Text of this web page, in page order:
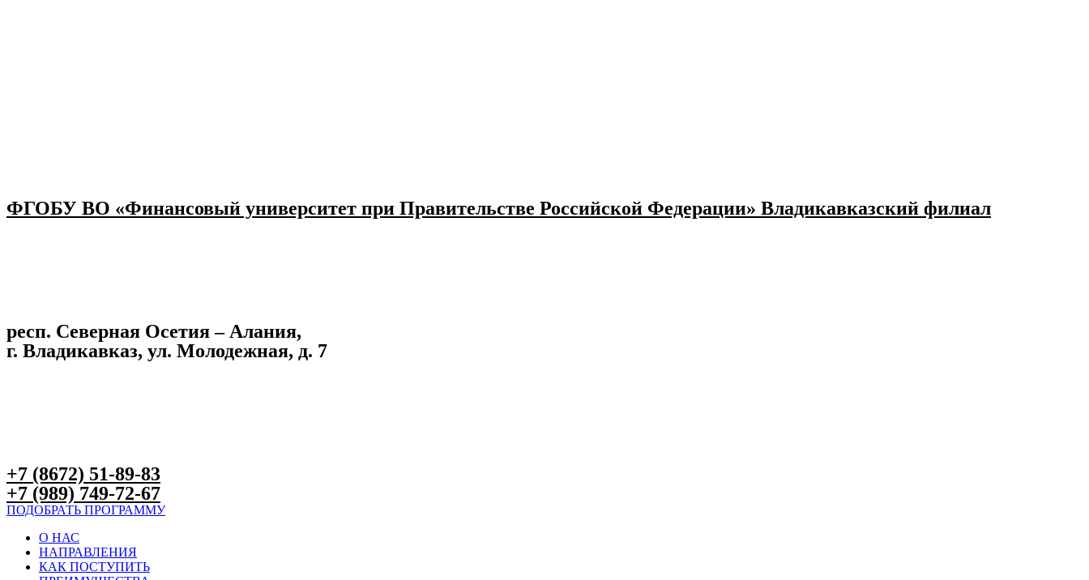
ФГОБУ ВО «Финансовый университет при Правительстве Российской Федерации» Владикавказский филиал
респ. Северная Осетия – Алания,
г. Владикавказ, ул. Молодежная, д. 7
+7 (8672) 51-89-83
+7 (989) 749-72-67
ПОДОБРАТЬ ПРОГРАММУ
О НАС
НАПРАВЛЕНИЯ
КАК ПОСТУПИТЬ